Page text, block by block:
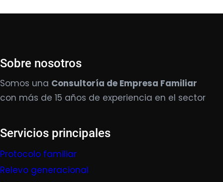
Sobre nosotros
Somos una Consultoría de Empresa Familiar
con más de 15 años de experiencia en el sector
Servicios principales
Protocolo familiar
Relevo generacional